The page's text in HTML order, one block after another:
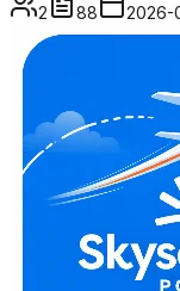
2 88 2026-